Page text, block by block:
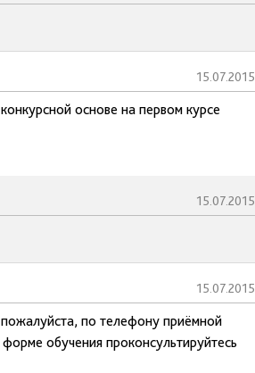
15.07.2015
основе на первом курсе
15.07.2015
15.07.2015
по телефону приёмной
обучения проконсультируйтесь